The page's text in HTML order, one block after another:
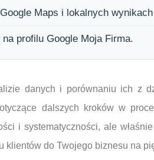
Maps i lokalnych
profilu Google Moja Firma.
danych i porównaniu ich z
dalszych kroków w
i systematyczności, ale
klientów do Twojego biznesu na